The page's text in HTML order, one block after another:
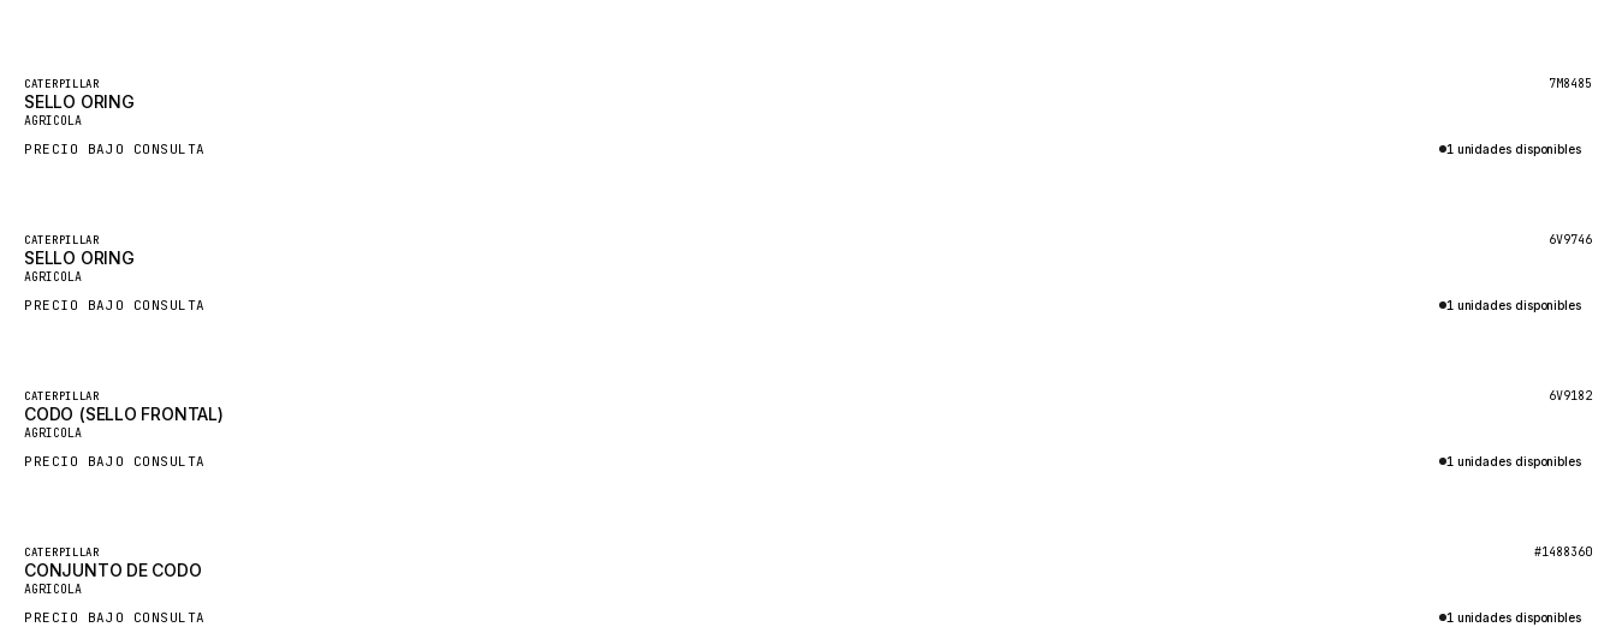
GROVE
MANNESMANN
CLAAS
SANDVIK
HYCO
HEIL
GROVE CRANE
Destacado
Nuevo
CATERPILLAR 7M8485
SELLO ORING
AGRICOLA
PRECIO BAJO CONSULTA 1 unidades disponibles
Destacado
Nuevo
CATERPILLAR 6V9746
SELLO ORING
AGRICOLA
PRECIO BAJO CONSULTA 1 unidades disponibles
Destacado
Nuevo
CATERPILLAR 6V9182
CODO (SELLO FRONTAL)
AGRICOLA
PRECIO BAJO CONSULTA 1 unidades disponibles
Destacado
Nuevo
CATERPILLAR #1488360
CONJUNTO DE CODO
AGRICOLA
PRECIO BAJO CONSULTA 1 unidades disponibles